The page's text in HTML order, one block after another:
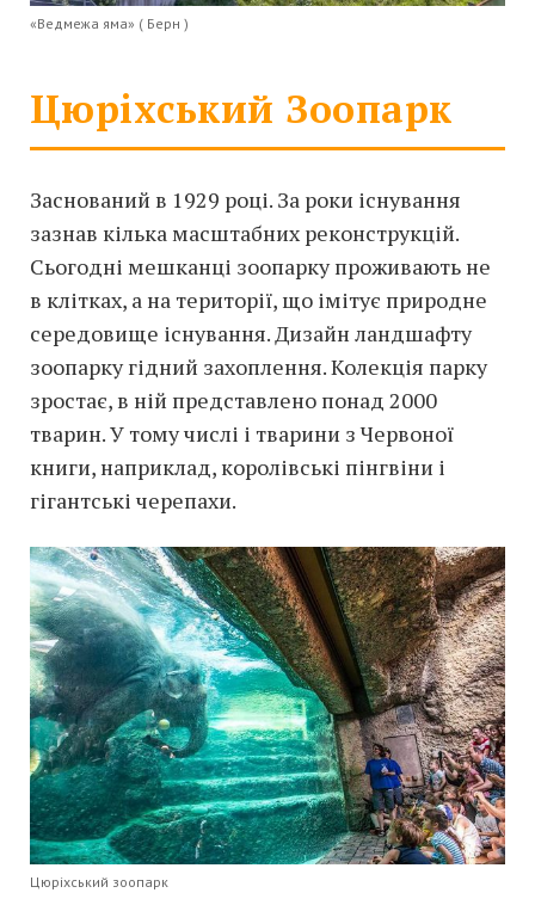
«Ведмежа яма» ( Берн )
Цюріхський Зоопарк
Заснований в 1929 році. За роки існування
зазнав кілька масштабних реконструкцій.
Сьогодні мешканці зоопарку проживають не
в клітках, а на території, що імітує природне
середовище існування. Дизайн ландшафту
зоопарку гідний захоплення. Колекція парку
зростає, в ній представлено понад 2000
тварин. У тому числі і тварини з Червоної
книги, наприклад, королівські пінгвіни і
гігантські черепахи.
Цюріхський зоопарк